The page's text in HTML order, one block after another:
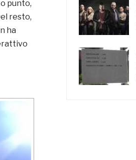
punto,
resto,
ha